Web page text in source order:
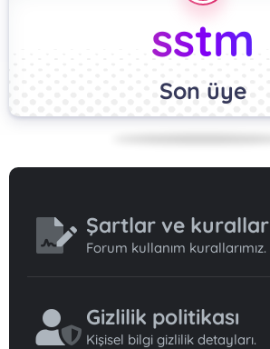
sstm
Son üye
Şartlar ve kurallar
Forum kullanım kurallarımız.
Gizlilik politikası
Kişisel bilgi gizlilik detayları.